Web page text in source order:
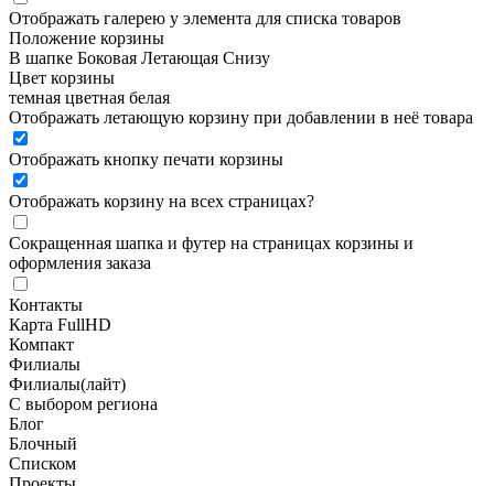
Отображать галерею у элемента для списка товаров
Положение корзины
В шапке Боковая Летающая Снизу
Цвет корзины
темная цветная белая
Отображать летающую корзину при добавлении в неё товара
Отображать кнопку печати корзины
Отображать корзину на всех страницах?
Сокращенная шапка и футер на страницах корзины и
оформления заказа
Контакты
Карта FullHD
Компакт
Филиалы
Филиалы(лайт)
С выбором региона
Блог
Блочный
Списком